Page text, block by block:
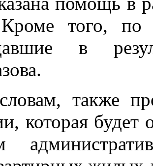
того, по
в
также
которая